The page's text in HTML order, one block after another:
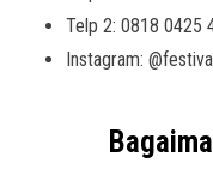
Telp 2: 0818 0425
Instagram: